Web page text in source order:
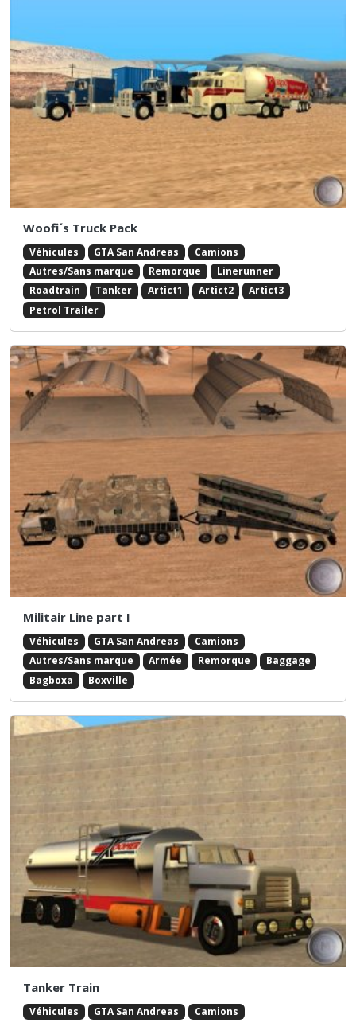
Woofi´s Truck Pack
Véhicules GTA San Andreas
Camions
Autres/Sans marque
Remorque
Linerunner
Roadtrain
Tanker Artict1 Artict2
Artict3
Petrol Trailer
Militair Line part I
Véhicules GTA San Andreas
Camions
Autres/Sans marque
Armée Remorque
Baggage
Bagboxa
Boxville
Tanker Train
Véhicules GTA San Andreas
Camions